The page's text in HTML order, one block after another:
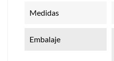
Medidas
Embalaje